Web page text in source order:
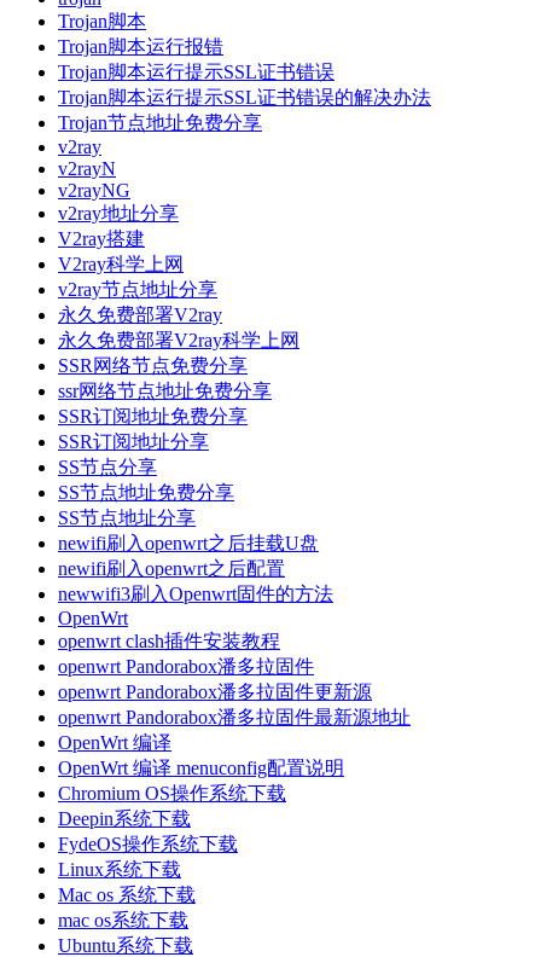
Trojan脚本
Trojan脚本运行报错
Trojan脚本运行提示SSL证书错误
Trojan脚本运行提示SSL证书错误的解决办法
Trojan节点地址免费分享
v2ray
v2rayN
v2rayNG
v2ray地址分享
V2ray搭建
V2ray科学上网
v2ray节点地址分享
永久免费部署V2ray
永久免费部署V2ray科学上网
SSR网络节点免费分享
ssr网络节点地址免费分享
SSR订阅地址免费分享
SSR订阅地址分享
SS节点分享
SS节点地址免费分享
SS节点地址分享
newifi刷入openwrt之后挂载U盘
newifi刷入openwrt之后配置
newwifi3刷入Openwrt固件的方法
OpenWrt
openwrt clash插件安装教程
openwrt Pandorabox潘多拉固件
openwrt Pandorabox潘多拉固件更新源
openwrt Pandorabox潘多拉固件最新源地址
OpenWrt 编译
OpenWrt 编译 menuconfig配置说明
Chromium OS操作系统下载
Deepin系统下载
FydeOS操作系统下载
Linux系统下载
Mac os 系统下载
mac os系统下载
Ubuntu系统下载